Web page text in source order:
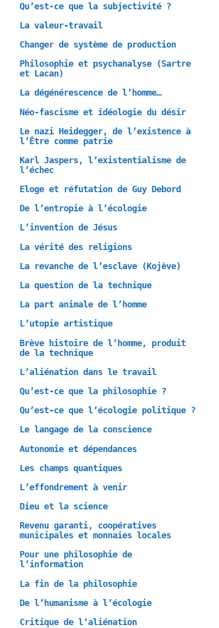
Qu’est-ce que la subjectivité ?
La valeur-travail
Changer de système de production
Philosophie et psychanalyse (Sartre
et Lacan)
La dégénérescence de l’homme…
Néo-fascisme et idéologie du désir
Le nazi Heidegger, de l’existence à
l’Être comme patrie
Karl Jaspers, l’existentialisme de
l’échec
Eloge et réfutation de Guy Debord
De l’entropie à l’écologie
L’invention de Jésus
La vérité des religions
La revanche de l’esclave (Kojève)
La question de la technique
La part animale de l’homme
L’utopie artistique
Brève histoire de l’homme, produit
de la technique
L’aliénation dans le travail
Qu’est-ce que la philosophie ?
Qu’est-ce que l’écologie politique ?
Le langage de la conscience
Autonomie et dépendances
Les champs quantiques
L’effondrement à venir
Dieu et la science
Revenu garanti, coopératives
municipales et monnaies locales
Pour une philosophie de
l’information
La fin de la philosophie
De l’humanisme à l’écologie
Critique de l’aliénation